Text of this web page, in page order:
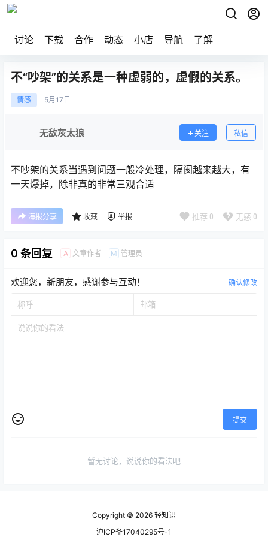
讨论 下载 合作 动态 小店 导航 了解
不“吵架”的关系是一种虚弱的，虚假的关系。 ​​​
情感 5月 17日
无敌灰太狼 关注 私信
不吵架的关系当遇到问题一般冷处理，隔阂越来越大，有
一天爆掉，除非真的非常三观合适
海报分享 收藏 举报 推荐 0 无感 0
0 条回复 A 文章作者 M 管理员
欢迎您，新朋友，感谢参与互动！ 确认修改
提交
暂无讨论，说说你的看法吧
Copyright © 2026 轻知识
沪ICP备17040295号-1